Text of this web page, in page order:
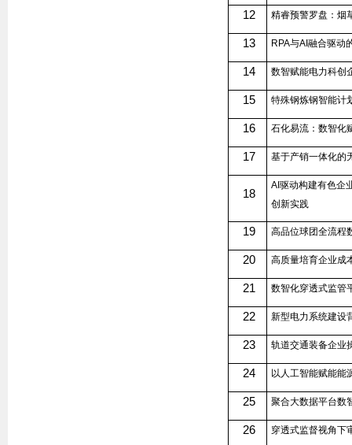
12 精睿预警罗盘：烟
13 RPA与AI 融合驱动
14 数智赋能电力科创
15 特殊钢炼钢智能计
16 石化易流：数智化
17 基于产销一体化的
18
AI 驱动构建有色企
创新实践
19 高品位球团全流程
20 高质量培育企业成
21 数智化穿透式监管
22 新型电力系统建设
23 轨道交通装备企业
24 以人工智能赋能能
25 聚合大数据平台数
26 穿透式监督视角下